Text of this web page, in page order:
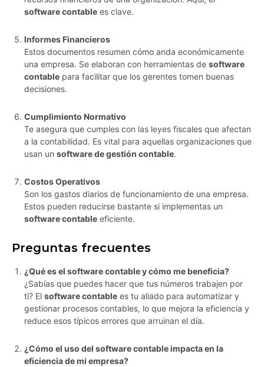
software contable es clave.
Informes Financieros
Estos documentos resumen cómo anda económicamente
una empresa. Se elaboran con herramientas de software
contable para facilitar que los gerentes tomen buenas
decisiones.
Cumplimiento Normativo
Te asegura que cumples con las leyes fiscales que afectan
a la contabilidad. Es vital para aquellas organizaciones que
usan un software de gestión contable.
Costos Operativos
Son los gastos diarios de funcionamiento de una empresa.
Estos pueden reducirse bastante si implementas un
software contable eficiente.
Preguntas frecuentes
¿Qué es el software contable y cómo me beneficia?
¿Sabías que puedes hacer que tus números trabajen por
ti? El software contable es tu aliado para automatizar y
gestionar procesos contables, lo que mejora la eficiencia y
reduce esos típicos errores que arruinan el día.
¿Cómo el uso del software contable impacta en la
eficiencia de mi empresa?